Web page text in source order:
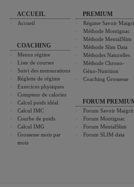
ACCUEIL
Accueil
COACHING
Menus régime
Liste de courses
Suivi des mensurations
Réglette de régime
Exercices physiques
Compteur de calories
Calcul poids idéal
Calcul IMC
Courbe de poids
Calcul IMG
Grossesse mois par
mois
PREMIUM
Régime Savoir
Méthode Montignac
Méthode MentalSlim
Méthode Slim Data
Méthodes Naturelles
Méthode Chrono-
Géno-Nutrition
Coaching Grossesse
FORUM
Forum Savoir Maigrir
Forum Montignac
Forum MentalSlim
Forum SLIM data